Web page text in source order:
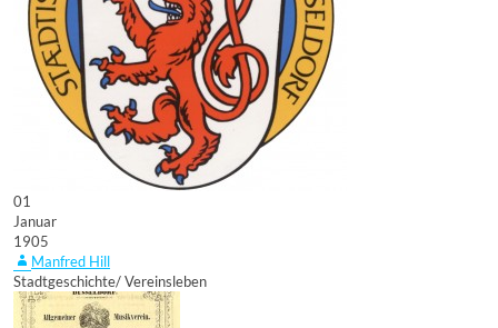
01
Januar
1905
Manfred Hill
Stadtgeschichte/ Vereinsleben